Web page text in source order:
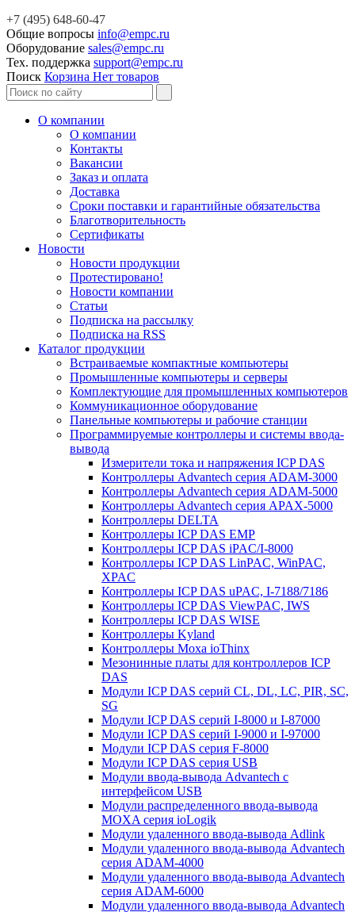
+7 (495) 648-60-47
Общие вопросы info@empc.ru
Оборудование sales@empc.ru
Тех. поддержка support@empc.ru
Поиск Корзина Нет товаров
О компании
О компании
Контакты
Вакансии
Заказ и оплата
Доставка
Сроки поставки и гарантийные обязательства
Благотворительность
Сертификаты
Новости
Новости продукции
Протестировано!
Новости компании
Статьи
Подписка на рассылку
Подписка на RSS
Каталог продукции
Встраиваемые компактные компьютеры
Промышленные компьютеры и серверы
Комплектующие для промышленных компьютеров
Коммуникационное оборудование
Панельные компьютеры и рабочие станции
Программируемые контроллеры и системы ввода-
вывода
Измерители тока и напряжения ICP DAS
Контроллеры Advantech серия ADAM-3000
Контроллеры Advantech серия ADAM-5000
Контроллеры Advantech серия APAX-5000
Контроллеры DELTA
Контроллеры ICP DAS EMP
Контроллеры ICP DAS iPAC/I-8000
Контроллеры ICP DAS LinPAC, WinPAC,
XPAC
Контроллеры ICP DAS uPAC, I-7188/7186
Контроллеры ICP DAS ViewPAC, IWS
Контроллеры ICP DAS WISE
Контроллеры Kyland
Контроллеры Moxa ioThinx
Мезонинные платы для контроллеров ICP
DAS
Модули ICP DAS серий CL, DL, LC, PIR, SC,
SG
Модули ICP DAS серий I-8000 и I-87000
Модули ICP DAS серий I-9000 и I-97000
Модули ICP DAS серия F-8000
Модули ICP DAS серия USB
Модули ввода-вывода Advantech с
интерфейсом USB
Модули распределенного ввода-вывода
MOXA серия ioLogik
Модули удаленного ввода-вывода Adlink
Модули удаленного ввода-вывода Advantech
серия ADAM-4000
Модули удаленного ввода-вывода Advantech
серия ADAM-6000
Модули удаленного ввода-вывода Advantech